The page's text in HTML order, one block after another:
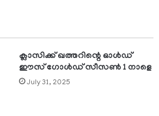
ക്ലാസിക്ക് ഖത്തറിന്റെ ഓള്‍ഡ്
ഈസ് ഗോള്‍ഡ് സീസണ്‍ 1 നാളെ
July 31, 2025